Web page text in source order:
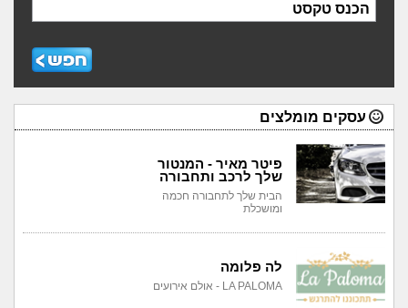
הכנס טקסט
עסקים מומלצים
פיטר מאיר - המנטור
שלך לרכב ותחבורה
הבית שלך לתחבורה חכמה
ומושכלת
לה פלומה
LA PALOMA - אולם אירועים